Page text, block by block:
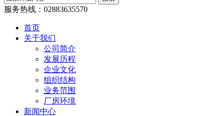
服务热线： 02883635570
首页
关于我们
公司简介
发展历程
企业文化
组织结构
业务范围
厂房环境
新闻中心